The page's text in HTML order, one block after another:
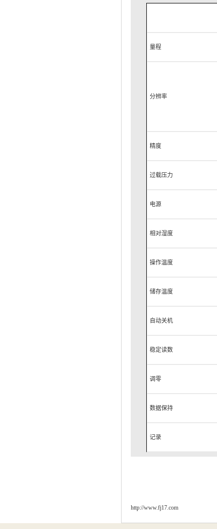
量程
分辨率
精度
过载压力
电源
相对湿度
操作温度
储存温度
自动关机
稳定读数
调零
数据保持
记录
http://www.fj17.com